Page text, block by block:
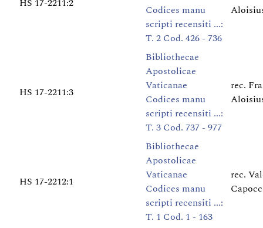
HS 17-2211:2
Codices manu
scripti recensiti ...:
T. 2 Cod. 426 - 736
HS 17-2211:3
Bibliothecae
Apostolicae
Vaticanae
Codices manu
scripti recensiti ...:
T. 3 Cod. 737 - 977
rec.
HS 17-2212:1
Bibliothecae
Apostolicae
Vaticanae
Codices manu
scripti recensiti ...:
T. 1 Cod. 1 - 163
rec.